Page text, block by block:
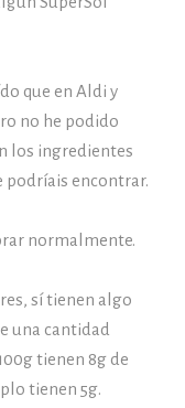
que en Aldi y
no he podido
los ingredientes
podríais encontrar.
normalmente.
sí tienen algo
una cantidad
tienen 8g de
tienen 5g.